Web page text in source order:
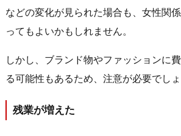
などの変化が見られた場合も、女性関
ってもよいかもしれません。
しかし、ブランド物やファッションに
る可能性もあるため、注意が必要でしょ
残業が増えた